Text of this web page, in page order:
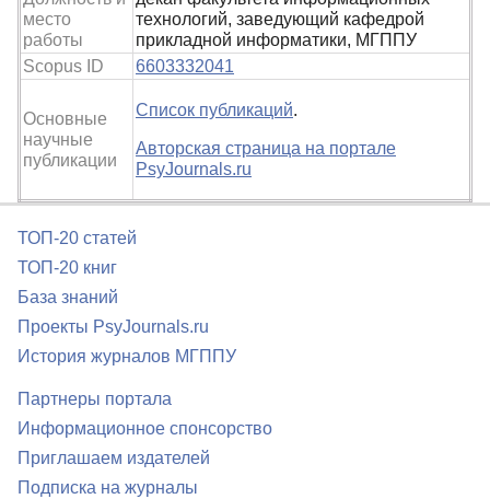
место
работы
технологий, заведующий кафедрой
прикладной информатики, МГППУ
Scopus ID
6603332041
Основные
научные
публикации
Список публикаций.
Авторская страница на портале
PsyJournals.ru
ТОП-20 статей
ТОП-20 книг
База знаний
Проекты PsyJournals.ru
История журналов МГППУ
Партнеры портала
Информационное спонсорство
Приглашаем издателей
Подписка на журналы